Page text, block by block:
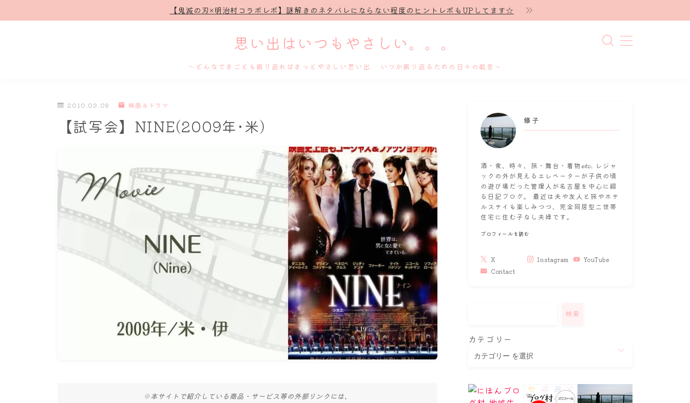
【鬼滅の刃×明治村コラボレポ】謎解きのネタバレにならない程度のヒントレポもUPしてます☆
思い出はいつもやさしい。。。
～どんなできごとも振り返ればきっとやさしい思い出 いつか振り返るための日々の戯言～
謎解き
ホテル滞在記
舞台・ライブ
名古屋
ナナちゃん人形
2010.03.09 映画＆ドラマ
【試写会】NINE(2009年･米)
※本サイトで紹介している商品・サービス等の外部リンクには、
修子
酒・食、時々、旅・舞台・着物𝓮𝓽𝓬. レジャ
ックの外が見えるエレベーターが子供の頃
の遊び場だった管理人が名古屋を中心に綴
る日記ブログ。 最近は夫や友人と旅やホテ
ルステイも楽しみつつ、完全同居型二世帯
住宅に住む子なし夫婦です。
プロフィールを読む
X Instagram
YouTube
Contact
検索
カテゴリー